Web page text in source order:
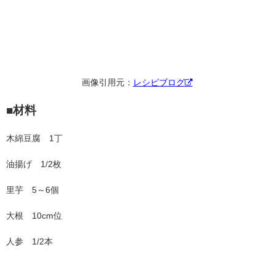
画像引用元： レシピブログ
■材料
木綿豆腐 1丁
油揚げ 1/2枚
里芋 5～6個
大根 10cm位
人参 1/2本